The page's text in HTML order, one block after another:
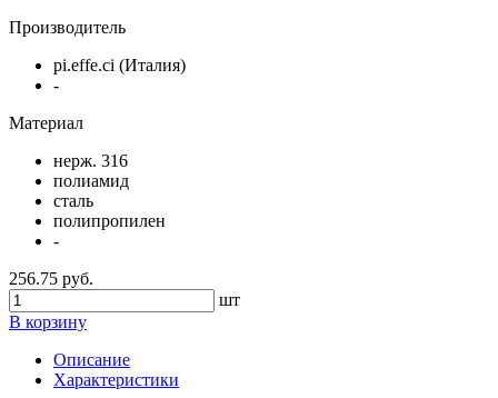
Производитель
pi.effe.ci (Италия)
-
Материал
нерж. 316
полиамид
сталь
полипропилен
-
256.75 руб.
шт
В корзину
Описание
Характеристики